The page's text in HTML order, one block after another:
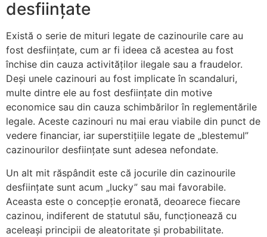
desființate
Există o serie de mituri legate de cazinourile care au
fost desființate, cum ar fi ideea că acestea au fost
închise din cauza activităților ilegale sau a fraudelor.
Deși unele cazinouri au fost implicate în scandaluri,
multe dintre ele au fost desființate din motive
economice sau din cauza schimbărilor în reglementările
legale. Aceste cazinouri nu mai erau viabile din punct de
vedere financiar, iar superstițiile legate de „blestemul”
cazinourilor desființate sunt adesea nefondate.
Un alt mit răspândit este că jocurile din cazinourile
desființate sunt acum „lucky” sau mai favorabile.
Aceasta este o concepție eronată, deoarece fiecare
cazinou, indiferent de statutul său, funcționează cu
aceleași principii de aleatoritate și probabilitate.